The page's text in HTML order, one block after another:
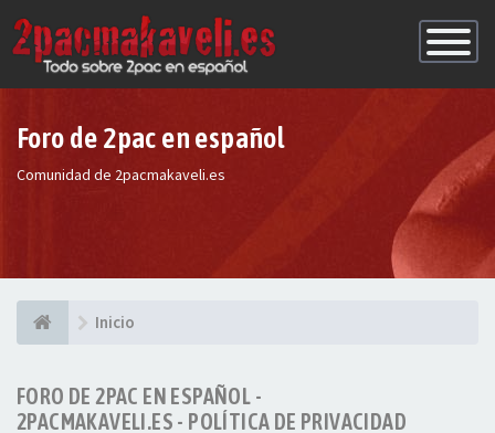
de
Foro de 2pac en español
Comunidad de 2pacmakaveli.es
Inicio
FORO DE 2PAC EN ESPAÑOL -
2PACMAKAVELI.ES - POLÍTICA DE PRIVACIDAD